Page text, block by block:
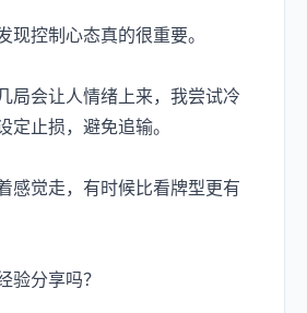
现控制心态真的很重要。
局会让人情绪上来，我尝试冷
定止损，避免追输。
感觉走，有时候比看牌型更有
验分享吗？